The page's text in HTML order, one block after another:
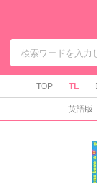
TOP TL
英語版